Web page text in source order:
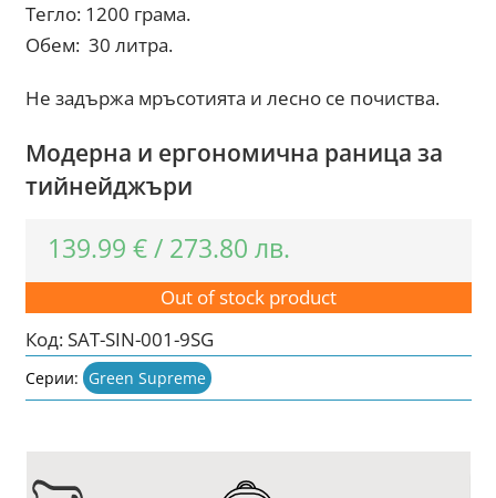
Тегло: 1200 грама.
Обем: 30 литра.
Не задържа мръсотията и лесно се почиства.
Модерна и ергономична раница за
тийнейджъри
139.99€ / 273.80лв.
Out of stock product
Код:SAT-SIN-001-9SG
Серии: Green Supreme